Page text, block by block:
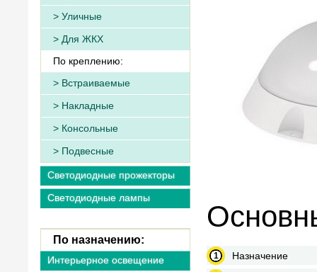
Уличные
Для ЖКХ
По креплению:
Встраиваемые
Накладные
Консольные
Подвесные
Светодиодные прожекторы
Светодиодные лампы
По назначению:
Интерьерное освещение
Назначение